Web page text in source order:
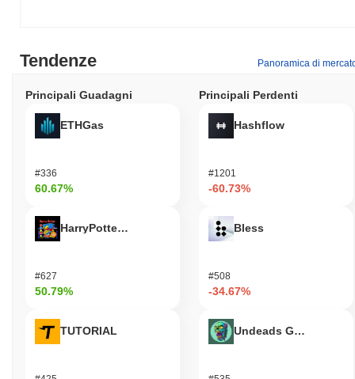
Tendenze Panoramica di
Principali Guadagni
ETHGas
#336
60.67%
HarryPotterObamaSonic10Inu (ETH)
#627
50.79%
TUTORIAL
Principali Perdenti
Hashflow
#1201
-60.73%
Bless
#508
-34.67%
Undeads Games